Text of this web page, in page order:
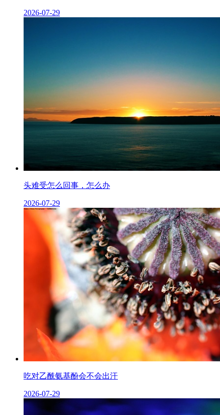
2026-07-29
头难受怎么回事，怎么办
2026-07-29
吃对乙酰氨基酚会不会出汗
2026-07-29